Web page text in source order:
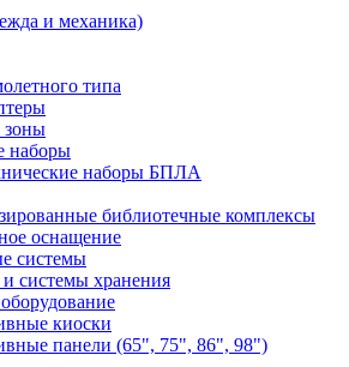
и механика)
типа
зоны
наборы
наборы БПЛА
библиотечные комплексы
оснащение
системы
системы хранения
киоски
панели (65", 75", 86", 98")